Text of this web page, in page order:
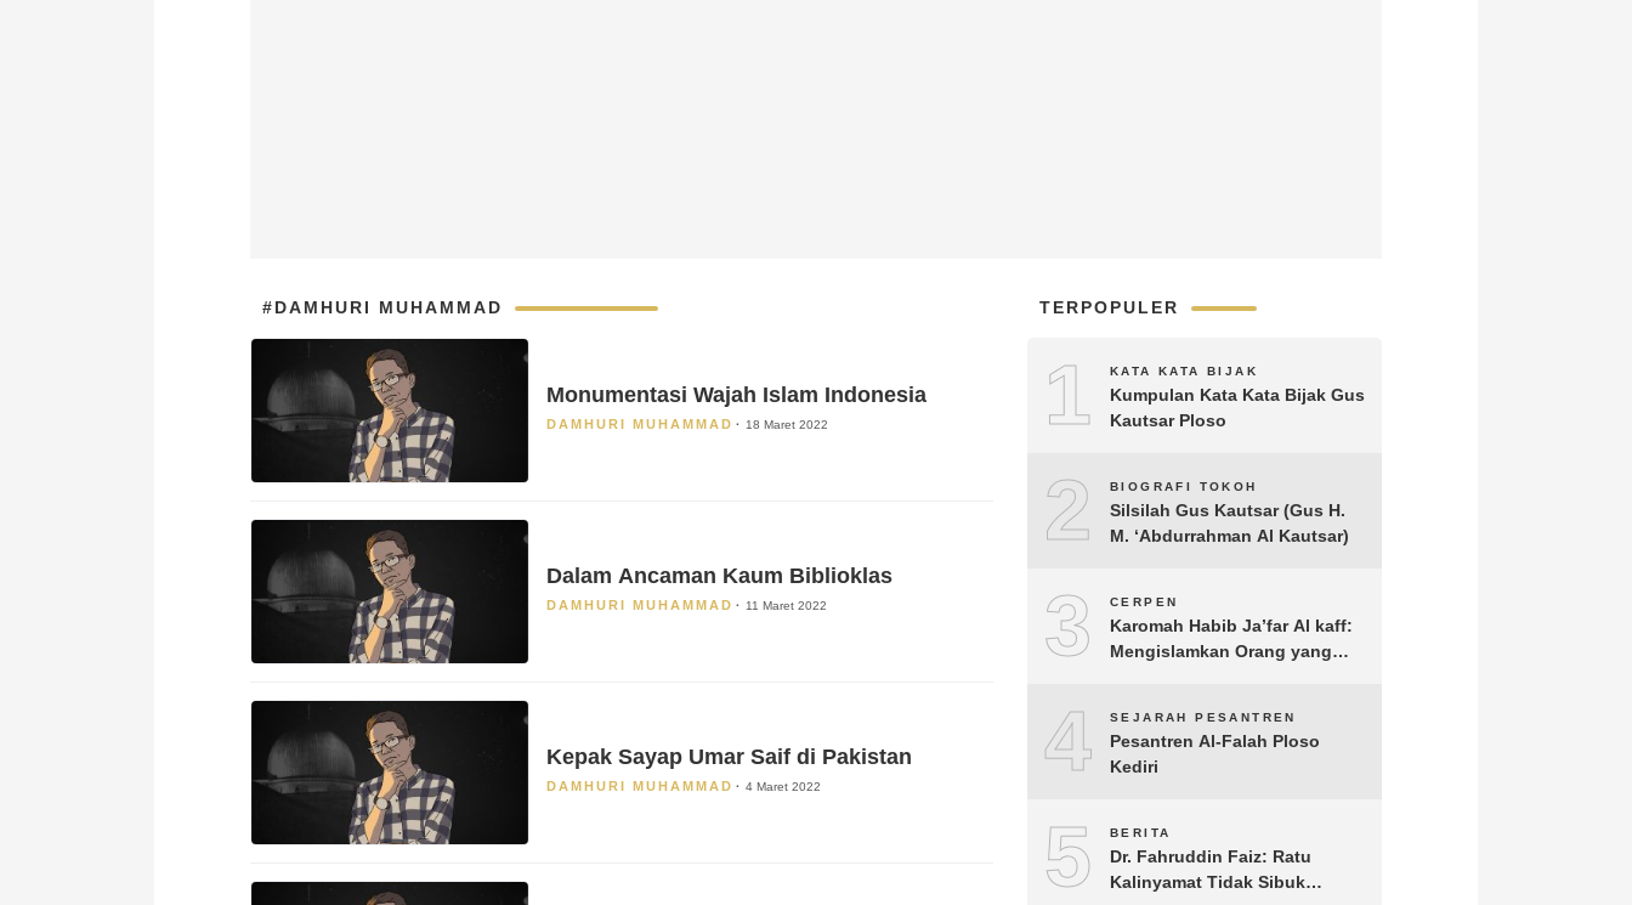
#DAMHURI MUHAMMAD
Monumentasi Wajah Islam Indonesia
DAMHURI MUHAMMAD 18 Maret 2022
Dalam Ancaman Kaum Biblioklas
DAMHURI MUHAMMAD 11 Maret 2022
Kepak Sayap Umar Saif di Pakistan
DAMHURI MUHAMMAD 4 Maret 2022
TERPOPULER
1 KATA KATA BIJAK
Kumpulan Kata Kata Bijak Gus
Kautsar Ploso
2 BIOGRAFI TOKOH
Silsilah Gus Kautsar (Gus H.
M. ‘Abdurrahman Al Kautsar)
3 CERPEN
Karomah Habib Ja’far Al kaff:
Mengislamkan Orang yang
4 SEJARAH PESANTREN
Pesantren Al-Falah Ploso
Kediri
5 BERITA
Dr. Fahruddin Faiz: Ratu
Kalinyamat Tidak Sibuk